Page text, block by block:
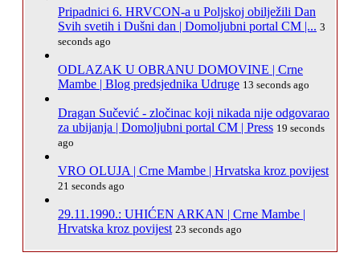
Pripadnici 6. HRVCON-a u Poljskoj obilježili Dan
Svih svetih i Dušni dan | Domoljubni portal CM |... 3
seconds ago
ODLAZAK U OBRANU DOMOVINE | Crne
Mambe | Blog predsjednika Udruge 13 seconds ago
Dragan Sučević - zločinac koji nikada nije odgovarao
za ubijanja | Domoljubni portal CM | Press 19 seconds
ago
VRO OLUJA | Crne Mambe | Hrvatska kroz povijest
21 seconds ago
29.11.1990.: UHIĆEN ARKAN | Crne Mambe |
Hrvatska kroz povijest 23 seconds ago